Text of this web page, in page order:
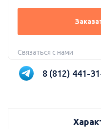
Связаться с нами
8 (812) 441-